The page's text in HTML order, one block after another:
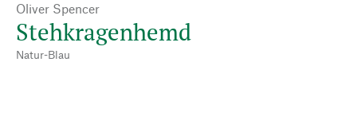
Oliver Spencer
Stehkragenhemd
Natur-Blau